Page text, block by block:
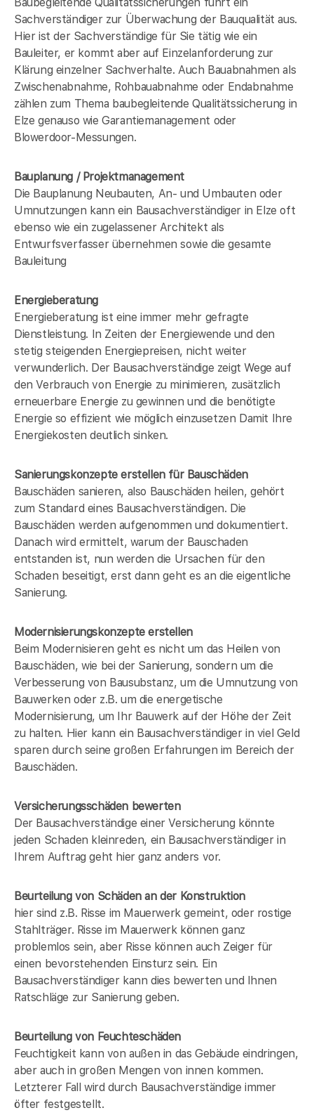
Baubegleitende Qualitätssicherungen führt ein
Sachverständiger zur Überwachung der Bauqualität aus.
Hier ist der Sachverständige für Sie tätig wie ein
Bauleiter, er kommt aber auf Einzelanforderung zur
Klärung einzelner Sachverhalte. Auch Bauabnahmen als
Zwischenabnahme, Rohbauabnahme oder Endabnahme
zählen zum Thema baubegleitende Qualitätssicherung in
Elze genauso wie Garantiemanagement oder
Blowerdoor-Messungen.
Bauplanung / Projektmanagement
Die Bauplanung Neubauten, An- und Umbauten oder
Umnutzungen kann ein Bausachverständiger in Elze oft
ebenso wie ein zugelassener Architekt als
Entwurfsverfasser übernehmen sowie die gesamte
Bauleitung
Energieberatung
Energieberatung ist eine immer mehr gefragte
Dienstleistung. In Zeiten der Energiewende und den
stetig steigenden Energiepreisen, nicht weiter
verwunderlich. Der Bausachverständige zeigt Wege auf
den Verbrauch von Energie zu minimieren, zusätzlich
erneuerbare Energie zu gewinnen und die benötigte
Energie so effizient wie möglich einzusetzen Damit Ihre
Energiekosten deutlich sinken.
Sanierungskonzepte erstellen für Bauschäden
Bauschäden sanieren, also Bauschäden heilen, gehört
zum Standard eines Bausachverständigen. Die
Bauschäden werden aufgenommen und dokumentiert.
Danach wird ermittelt, warum der Bauschaden
entstanden ist, nun werden die Ursachen für den
Schaden beseitigt, erst dann geht es an die eigentliche
Sanierung.
Modernisierungskonzepte erstellen
Beim Modernisieren geht es nicht um das Heilen von
Bauschäden, wie bei der Sanierung, sondern um die
Verbesserung von Bausubstanz, um die Umnutzung von
Bauwerken oder z.B. um die energetische
Modernisierung, um Ihr Bauwerk auf der Höhe der Zeit
zu halten. Hier kann ein Bausachverständiger in viel Geld
sparen durch seine großen Erfahrungen im Bereich der
Bauschäden.
Versicherungsschäden bewerten
Der Bausachverständige einer Versicherung könnte
jeden Schaden kleinreden, ein Bausachverständiger in
Ihrem Auftrag geht hier ganz anders vor.
Beurteilung von Schäden an der Konstruktion
hier sind z.B. Risse im Mauerwerk gemeint, oder rostige
Stahlträger. Risse im Mauerwerk können ganz
problemlos sein, aber Risse können auch Zeiger für
einen bevorstehenden Einsturz sein. Ein
Bausachverständiger kann dies bewerten und Ihnen
Ratschläge zur Sanierung geben.
Beurteilung von Feuchteschäden
Feuchtigkeit kann von außen in das Gebäude eindringen,
aber auch in großen Mengen von innen kommen.
Letzterer Fall wird durch Bausachverständige immer
öfter festgestellt.